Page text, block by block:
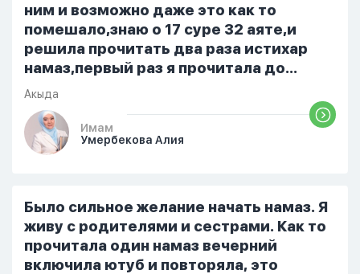
ним и возможно даже это как то
помешало,знаю о 17 суре 32 аяте,и
решила прочитать два раза истихар
намаз,первый раз я прочитала до
«Аср» намаза и сначала было
тревожно,позже стало спокойно и в
голову начали лезть только хорошие
мысли,во второй раз когда я решила в
русский,потому что боялась
ошибиться и то что намаз не
примется,совершила истихар во время
тахаджуд...
Акыда
Имам
Умербекова Алия
Было сильное желание начать намаз. Я
живу с родителями и сестрами. Как то
прочитала один намаз вечерний
включила ютуб и повторяла, это